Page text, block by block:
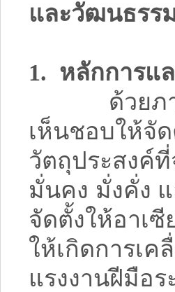
และวัฒนธรร
1. หลักการแ
ด้วยภายใน
เห็นชอบให้จั
วัตถุประสงค์
มั่นคง มั่งคั่ง
จัดตั้งให้อาเ
ให้เกิดการเ
แรงงานฝีมือ